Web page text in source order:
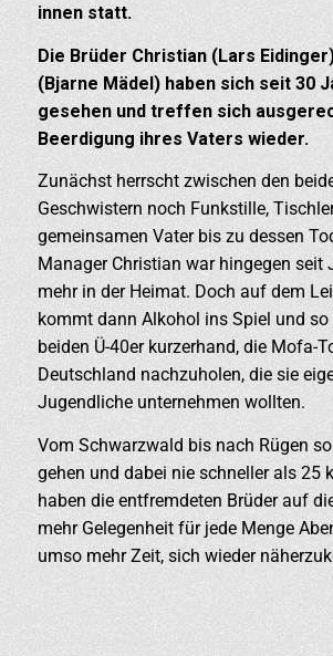
innen statt.
Die Brüder Christian (Lars
(Bjarne Mädel) haben sich seit 30
gesehen und treffen sich
Beerdigung ihres Vaters wieder.
Zunächst herrscht zwischen den
Geschwistern noch Funkstille,
gemeinsamen Vater bis zu dessen
Manager Christian war hingegen seit
mehr in der Heimat. Doch auf dem
kommt dann Alkohol ins Spiel und
beiden Ü-40er kurzerhand, die Mofa-
Deutschland nachzuholen, die sie
Jugendliche unternehmen wollten.
Vom Schwarzwald bis nach Rügen
gehen und dabei nie schneller als 25
haben die entfremdeten Brüder auf
mehr Gelegenheit für jede Menge
umso mehr Zeit, sich wieder